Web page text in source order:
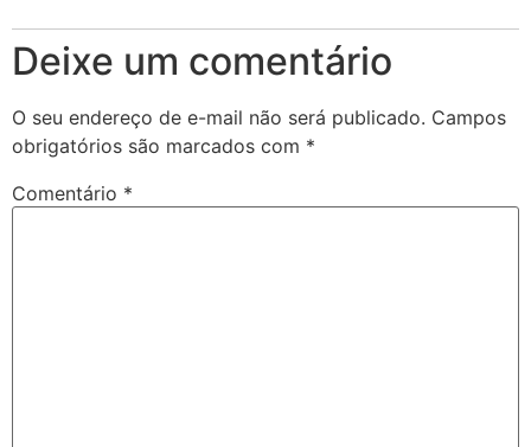
Deixe um comentário
O seu endereço de e-mail não será publicado. Campos
obrigatórios são marcados com *
Comentário *